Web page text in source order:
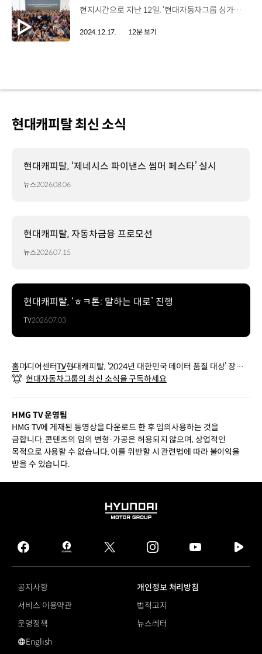
현지시간으로 지난 12일, ‘현대자동차그룹 싱가포르 글로벌 혁신센터’, HMGICS에서 정의선 회장과 현지 임직원 등이 참석한 가운데 타운홀 미팅이 진행됐습니다. 정유현 리포터, 이날 HMGICS 타운홀 미팅은 정의선 회장이 직접 제안한 자리였죠? 네, 정의선 회장은 HMGICS 준공 1주년을 맞아 새로운 도전을 펼치고 있는 현지 임직원들을 격려하고, 수평적이고 열린 소통을 통해 비전을 공유하고 신뢰를 강화하기 위해 타운홀 미팅을 직접 제안했습니다. HMGICS 타운홀 미팅 현장, 함께 보시죠. 이날 타운홀 미팅에는 현대자동차그룹 정의선 회장과 함께 장재훈 사장, 정준철 제조부문 부사장, 박현성 HMGICS 법인장, 알페시 파텔 HMGICS CIO등 주요 경영진들이 함께 참석했는데요. 300여 HMGICS 직원들은 정의선 회장을 비롯한 경영진들이 등장하자 열정적인 박수로 환영했습니다. 타운홀 미팅은 HMGICS 전 직원들로부터 취합한 질문과 현장 즉석 질문에 경영층이 답하는 형식으로 2시간 가량 진행됐습니다. 정의선 회장은 HMGICS 임직원들이 지난 1년 간 보여준 열정과 성과에 감사를 전하며, 타운홀 미팅을 마련한 이유에 대해 설명했습니다. 정의선 회장 / 현대자동차그룹 네, 만나게 되어 반갑습니다. 오늘이 HMGICS 1주년을 기념하는 자리여서 이곳을 방문했습니다. 우리에게는 미래에 대한 확실한 사명이 있습니다. 그리고 지금이 바로, 미래에 대해 함께 이야기하고 열린 소통을 할 수 있는 적절한 시기라고 생각해서 이 자리를 마련했습니다. 정의선 회장은 HMGICS 설립 배경에 대해서도 상세히 설명했습니다. 정의선 회장 / 현대자동차그룹 2018년에 싱가포르에 방문했을 때, 여러 사람들을 만나 이야기를 나누면서 뛰어난 능력을 가진 훌륭한 분들에게서 많은 것을 배웠습니다. 싱가포르에 미래가 있다는 것을 느꼈고 함께 미래로 나아갈 수 있다고 생각했습니다. 물론 싱가포르 면적이 좁긴 하지만 미래 모빌리티 사회를 적극적으로 추진하기에 적합하다고 생각합니다. 전 세계에는 많은 도시가 있지만 자율주행과 전동화, 수소연료전지, 심지어 SMR까지 가능한 최적의 답은 싱가포르였기 때문에 이곳에 HMGICS를 설립했습니다. 현대자동차그룹 중장기 전략 속 HMGICS의 역할과 의미에 대해서는 현대자동차 장재훈 사장이 직접 답변했습니다. 장재훈 사장 / 현대자동차2030 전략은 우리가 모빌리티뿐만 아니라 에너지 분야까지 능력을 갖추고 균형있게 성장하기 위한 전략입니다. 앞으로 더 잘해야하는 것이 SDV이고 또 하나 중요한 것은 SDF입니다. 두 가지가 결합해서 시너지를 낼 것이고 스마트한 자동차와 AI, 디지털 트윈을 적용한 스마트한 공장으로 우리는 글로벌 자동차 선도업체가 될 수 있습니다. 이것이 바로 우리가 HMGICS에 기대하는 바이고 HMGICS에서 배우고 이룬 모든 것들을 글로벌 사업장으로 확장하는 것이 우리의 로드맵입니다. 이와 함께 정준철 제조부문 부사장, 박현성 HMGICS 법인장, 알페시 파텔 HMGICS CIO가 제조 혁신 거점으로서의 HMGICS 차별점, 내년 목표 등 직원들의 다양한 질문에 답했습니다. HMGICS의 전략적 역할과 미래비전, 싱가포르에 HMGICS를 설립한 배경까지, 여러 이야기가 오고간 것 같습니다. 이어서 진행된 현장 즉석 질문 시간에서도 임직원들의 다양한 질문이 이어졌습니다. 정의선 회장은 싱가포르에서 가장 인상깊은 장소, 미래 리더로 성장하기 위한 조언 등 직원들이 궁금해하는 부분에 대해서도 진솔하게 이야기했습니다. 웡이통 스페셜리스트 / HMGICS Business Planning팀싱가포르에서 가장 인상적이었던 장소는 어디인가요? 정의선 회장 / 현대자동차그룹개인적으로 싱가포르에서 가장 인상적인 장소는 동물원입니다. 저는 싱가포르 동물원의 공간 구성이 효율적이고 사람과 동물을 깊게 배려하는 진정성을 느꼈습니다. 동물들을 배려하는 모습을 보면서 우리가 동물과 자연을 어떻게 보호해야 하는지 배울 수 있었습니다. 사람들과의 소통과 아이들을 대하는 방식도 훌륭했습니다. 그래서 저는 싱가포르 동물원이 세계에서 가장 멋진 동물원이라고 생각합니다. 미래 리더로 성장하고자 하는 직원들에게 정의선 회장은 “리더가 갖춰야 할 역할과 덕목은 다양하지만, 가장 기본이 되는 것은 호기심과 경청”이라고 강조했습니다. 제프 인턴 / HMGICS Business Cooperation팀 HMGICS 직원들에게 미래의 리더로 성장하는 데 도움이 되는 조언을 해주실 수 있으실까요? 정의선 회장 / 현대자동차그룹리더가 갖춰야 할 가장 중요한 덕목은 호기심이라고 생각합니다. 일을 할 때 호기심을 가지고 깊게 빠져들어 탐구하고 새로운 것을 이해하고 얻어내는 과정에서 중요한 것은 경청입니다. 여러분들은 직장 동료들 뿐만 아니라 친구, 가족 등 여러 구성원들이 모인 그룹에서 리더라고 생각합니다. 상대방의 의견을 경청하고 그들의 문제를 해결하려고 노력한다면 당신은 그들의 좋은 친구이자 동료가 될 수 있습니다. 저도 스스로 노력하지만 굉장히 어렵습니다. 여러분이 서로의 이야기를 경청하는 자세를 가지면 좋겠습니다. 정의선 회장은 직원들의 모든 질의가 끝난 후 직원들에 대한 격려를 통해 자긍심을 높였습니다. 정의선 회장 / 현대자동차그룹오늘도 정말 영광이고 여러분들을 만나서 반가웠습니다. 여러분의 질문을 듣고 좋은 대화를 나눴습니다. 저는 이곳을 방문할 때마다 HMGICS가 발전하는 모습을 볼 때 여러분 모두에게서 영감을 받습니다. 오픈 이노베이션 허브로서 HMGICS는 미래 모빌리티를 혁신할 새로운 비즈니스 아이디어와 기술을 지속적으로 탐구할 것입니다. 첨단 데이터를 사용하여 제조 품질과 효율성을 향상시킴으로써 궁극적으로 고객에게 좋은 제품을 제공하는 것이 우리의 목표입니다. 우리의 혁신의 여정은 지금까지도 훌륭했지만 진정한 최고의 순간은 아직 오지 않았습니다. 모두 감사합니다. HMGICS 직원들은 타운홀 미팅이 끝난 후, “현대자동차그룹의 성장에 HMGICS가 얼마나 중요한지 다시 한번 알게 됐다" “정의선 회장님이 개인적인 경험까지 얘기하며 진솔하게 조언하는 모습에 감동했다”고 소감을 밝혔습니다. 정의선 회장은 이번 타운홀 미팅을 통해 HMGICS 임직원들의 새로운 도전과 성취에 대해 감사를 표하고 앞으로 이루어 낼 혁신에 대해서도 기대감을 나타냈습니다. 이러한 배경에는 미래 모빌리티 혁신 기술 개발에서 HMGICS의 역할이 그만큼 중요하기 때문입니다. 네, 지난해 11월 준공된 HMGICS는 RD · 제조 · 비즈니스 혁신 기반 미래 모빌리티 실증을 위한 오픈 이노베이션 허브로서 현대자동차그룹 혁신의 한 축을 담당하고 있습니다. HMGICS에서는 아이오닉 5, 아이오닉 6, 자율주행 로보택시를 생산하고 있으며, 다차종 소량 생산 시스템을 구축해 시장 수요에 탄력적으로 대응하고 있습니다. 특히, 인공지능, IT, 로보틱스 등 첨단기술을 융합한 인간 중심의 제조 시스템을 개발하고 실증하는 역할을 하고 있는데요, 이 제조 플랫폼은 현대자동차그룹 메타플랜트 아메리카를 비롯한 국내외 EV 전용공장 등에 단계적으로 확대 적용할 계획입니다. 또한, 향후에는 전기차뿐만 아니라 PBV, AAM, 로봇 등 다양한 모빌리티를 생산할 수 있는 시스템을 구축해 모빌리티 제조 경쟁력을 강화할 계획입니다. HMGICS가 모빌리티 생산의 새로운 시대를 여는 곳이기도 하지만, 싱가포르와 한국 간의 협력과 우정의 상징이기도 하죠? HMGICS에는 한식 레스토랑 '나오(Na Oh)'가 있는데요, 정의선 회장은 이곳에서 싱가포르 젊은 세대들이 한국 음식을 즐기는 것을 넘어 한국 문화를 경험할 수 있듯이, HMGICS가 양국 젊은 세대 간의 시너지를 창출할 수 있는 공간이 되고 있다고 평가하기도 했습니다. HMGICS에서 지난 1년 간의 성과가 컸던 만큼 앞으로도 글로벌 모빌리티 혁신의 허브로 더욱 성장하길 기대하겠습니다. 오늘 소식 전해주셔서 고맙습니다.
2024.12.17. 12분 보기
현대캐피탈 최신 소식
현대캐피탈, ‘제네시스 파이낸스 썸머 페스타’ 실시
뉴스2026.08.06
현대캐피탈, 자동차금융 프로모션
뉴스2026.07.15
현대캐피탈, ‘ㅎㅋ톤: 말하는 대로’ 진행
TV2026.07.03
홈미디어센터TV현대캐피탈, ‘2024년 대한민국 데이터 품질 대상’ 장관
상 수상
현대자동차그룹의 최신 소식을 구독하세요
HMG TV 운영팀
HMG TV에 게재된 동영상을 다운로드 한 후 임의사용하는 것을
금합니다. 콘텐츠의 임의 변형·가공은 허용되지 않으며, 상업적인
목적으로 사용할 수 없습니다. 이를 위반할 시 관련법에 따라 불이익을
받을 수 있습니다.
HYUNDAI
GROUP
facebook
hmg
journal
twitter instagram
tv
공지사항
개인정보 처리방침
서비스 이용약관
법적고지
운영정책
뉴스레터
영문 사이트로 이동
English